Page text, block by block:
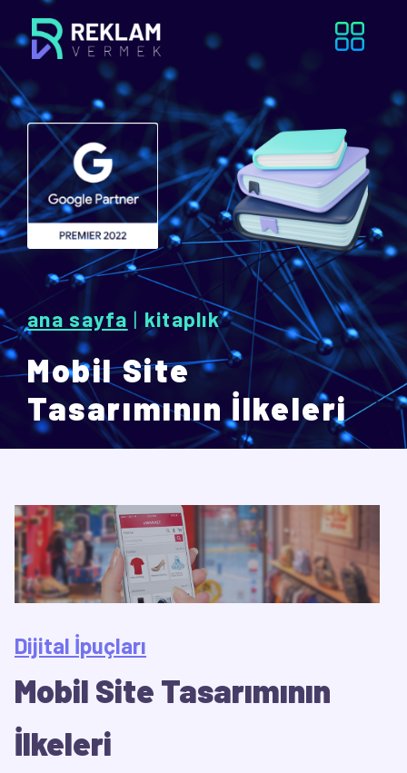
ana sayfa | kitaplık
Mobil Site
Tasarımının İlkeleri
Dijital İpuçları
Mobil Site Tasarımının
İlkeleri